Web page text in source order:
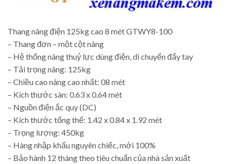
Thang nâng điện 125kg cao 8 mét GTWY8-100
– Thang đơn – một cột nâng
– Hệ thống nâng thuỷ lực dùng điện, di chuyển đẩy tay
– Tải trọng nâng: 125kg
– Chiều cao nâng cao nhất: 08 mét
– Kích thước sàn: 0.63 x 0.64 mét
– Nguồn điện ắc quy (DC)
– Kích thước tổng thể: 1.42 x 0.84 x 1.92 mét
– Trọng lượng: 450kg
– Hàng nhập khẩu nguyên chiếc, mới 100%
– Bảo hành 12 tháng theo tiêu chuẩn của nhà sản xuất